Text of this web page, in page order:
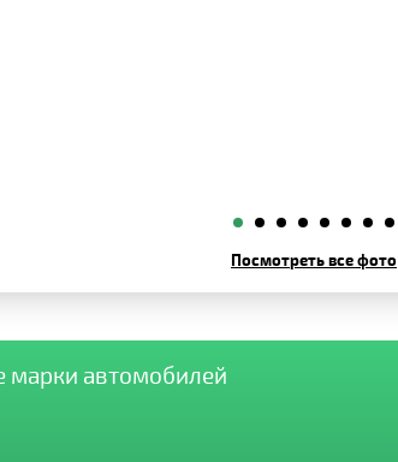
Посмотреть все фото
марки автомобилей